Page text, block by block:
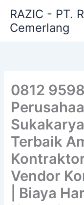
content
RAZIC - PT.
Cemerlang
0812
Terbaik
Vendor
| Biaya